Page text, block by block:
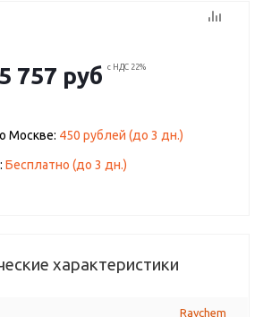
5 757 руб с НДС 22%
Москве: 450 рублей (до3 дн.)
Бесплатно (до3 дн.)
характеристики
Raychem